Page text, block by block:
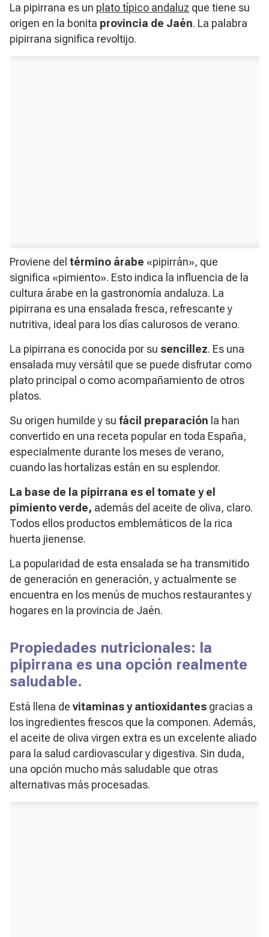
La pipirrana es un plato típico andaluz que tiene su
origen en la bonita provincia de Jaén. La palabra
pipirrana significa revoltijo.
Proviene del término árabe «pipirrán», que
significa «pimiento». Esto indica la influencia de la
cultura árabe en la gastronomía andaluza. La
pipirrana es una ensalada fresca, refrescante y
nutritiva, ideal para los días calurosos de verano.
La pipirrana es conocida por su sencillez. Es una
ensalada muy versátil que se puede disfrutar como
plato principal o como acompañamiento de otros
platos.
Su origen humilde y su fácil preparación la han
convertido en una receta popular en toda España,
especialmente durante los meses de verano,
cuando las hortalizas están en su esplendor.
La base de la pipirrana es el tomate y el
pimiento verde, además del aceite de oliva, claro.
Todos ellos productos emblemáticos de la rica
huerta jienense.
La popularidad de esta ensalada se ha transmitido
de generación en generación, y actualmente se
encuentra en los menús de muchos restaurantes y
hogares en la provincia de Jaén.
Propiedades nutricionales: la
pipirrana es una opción realmente
saludable.
Está llena de vitaminas y antioxidantes gracias a
los ingredientes frescos que la componen. Además,
el aceite de oliva virgen extra es un excelente aliado
para la salud cardiovascular y digestiva. Sin duda,
una opción mucho más saludable que otras
alternativas más procesadas.